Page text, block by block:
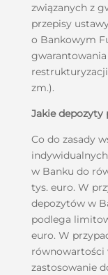
związanych z
przepisy
o Bankowym
restrukturyzacji
zm.).
Jakie depozyty
Co do zasady
w Banku do
tys. euro. W
depozytów w
podlega
euro. W
równowartości
zastosowanie